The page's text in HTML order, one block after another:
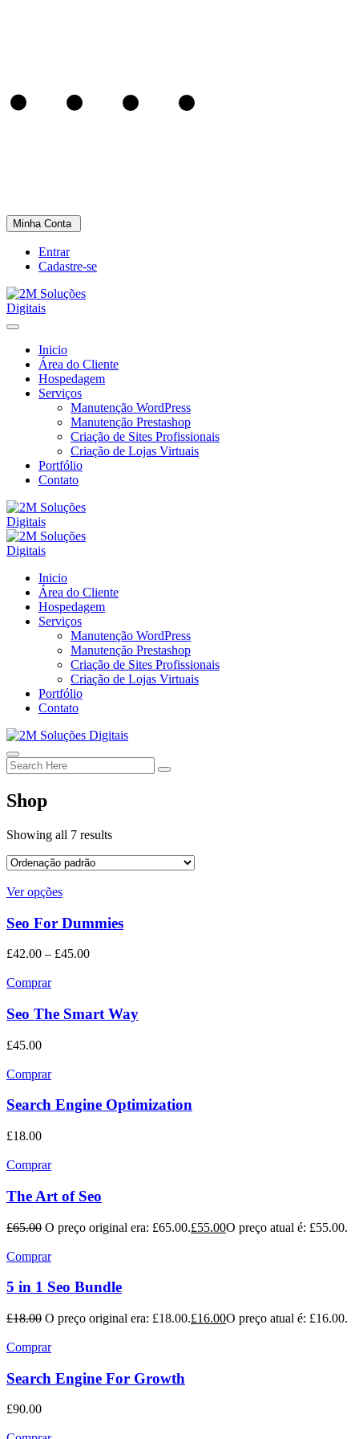
Minha Conta
Entrar
Cadastre-se
Inicio
Área do Cliente
Hospedagem
Serviços
Manutenção WordPress
Manutenção Prestashop
Criação de Sites Profissionais
Criação de Lojas Virtuais
Portfólio
Contato
Inicio
Área do Cliente
Hospedagem
Serviços
Manutenção WordPress
Manutenção Prestashop
Criação de Sites Profissionais
Criação de Lojas Virtuais
Portfólio
Contato
Shop
Showing all 7 results
Ver opções
Seo For Dummies
£42.00 – £45.00
Comprar
Seo The Smart Way
£45.00
Comprar
Search Engine Optimization
£18.00
Comprar
The Art of Seo
£65.00 O preço original era: £65.00.£55.00O preço atual é: £55.00.
Comprar
5 in 1 Seo Bundle
£18.00 O preço original era: £18.00.£16.00O preço atual é: £16.00.
Comprar
Search Engine For Growth
£90.00